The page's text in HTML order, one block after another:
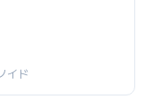
イド